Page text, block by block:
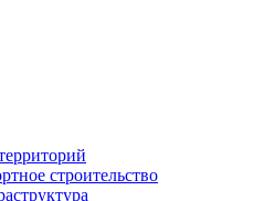
строительство